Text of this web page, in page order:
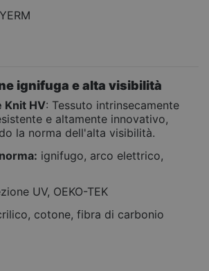
ignifuga e alta visibilità
Knit HV: Tessuto intrinsecamente
e altamente innovativo,
la norma dell'alta visibilità.
ignifugo, arco elettrico,
UV, OEKO-TEK
cotone, fibra di carbonio